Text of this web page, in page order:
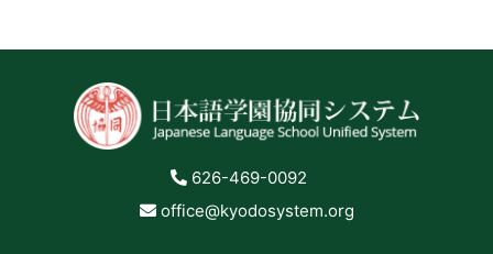
626-469-0092
office@kyodosystem.org